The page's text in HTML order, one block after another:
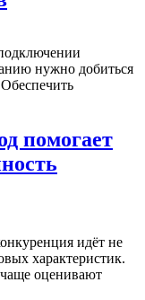
нужно добиться
помогает
идёт не
характеристик.
оценивают